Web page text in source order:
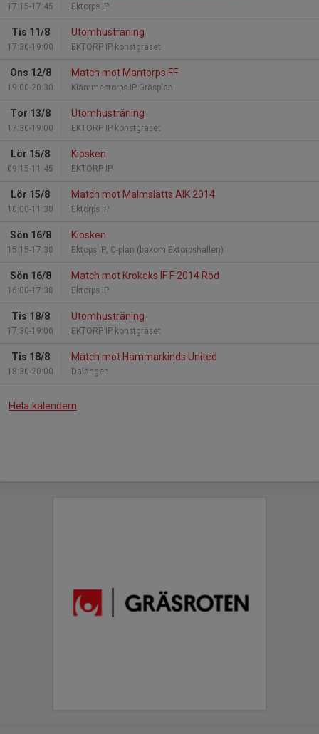
17:15-17:45 Ektorps IP
Tis 11/8
17:30-19:00
Utomhusträning
EKTORP IP konstgräset
Ons 12/8
19:00-20:30
Match mot Mantorps FF
Klämmestorps IP Gräsplan
Tor 13/8
17:30-19:00
Utomhusträning
EKTORP IP konstgräset
Lör 15/8
09:15-11:45
Kiosken
EKTORP IP
Lör 15/8
10:00-11:30
Match mot Malmslätts AIK 2014
Ektorps IP
Sön 16/8
15:15-17:30
Kiosken
Ektops IP, C-plan (bakom Ektorpshallen)
Sön 16/8
16:00-17:30
Match mot Krokeks IF F 2014 Röd
Ektorps IP
Tis 18/8
17:30-19:00
Utomhusträning
EKTORP IP konstgräset
Tis 18/8
18:30-20:00
Match mot Hammarkinds United
Dalängen
Hela kalendern